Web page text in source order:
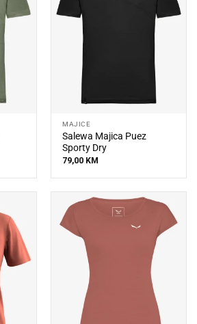
MAJICE
Salewa Majica Puez
Sporty Dry
79,00 KM